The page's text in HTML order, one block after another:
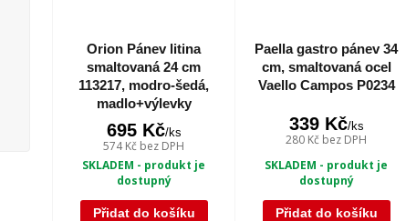
Orion Pánev litina
smaltovaná 24 cm
113217, modro-šedá,
madlo+výlevky
695 Kč/ks
574 Kč bez DPH
SKLADEM - produkt je
dostupný
Přidat do košíku
Paella gastro pánev 34
cm, smaltovaná ocel
Vaello Campos P0234
339 Kč/ks
280 Kč bez DPH
SKLADEM - produkt je
dostupný
Přidat do košíku